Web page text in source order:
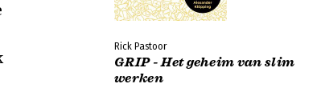
Rick Pastoor
GRIP - Het geheim van slim
werken